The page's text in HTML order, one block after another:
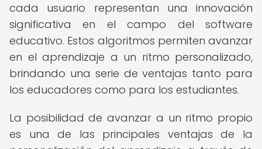
cada usuario representan una innovación
significativa en el campo del software
educativo. Estos algoritmos permiten avanzar
en el aprendizaje a un ritmo personalizado,
brindando una serie de ventajas tanto para
los educadores como para los estudiantes.
La posibilidad de avanzar a un ritmo propio
es una de las principales ventajas de la